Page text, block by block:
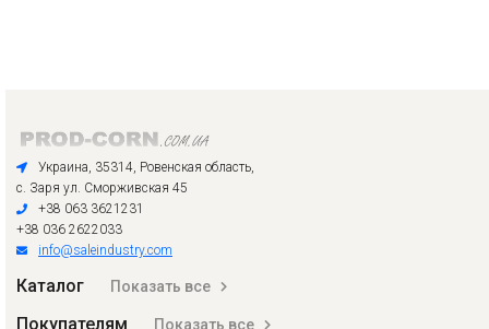
Украина, 35314, Ровенская область,
с. Заря ул. Сморживская 45
+38 063 3621231
+38 036 2622033
info@saleindustry.com
Каталог Показать все
Покупателям Показать все